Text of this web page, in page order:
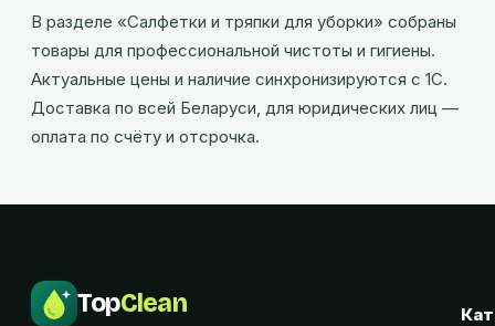
В разделе «Салфетки и тряпки для уборки» собраны
товары для профессиональной чистоты и гигиены.
Актуальные цены и наличие синхронизируются с 1С.
Доставка по всей Беларуси, для юридических лиц —
оплата по счёту и отсрочка.
TopClean